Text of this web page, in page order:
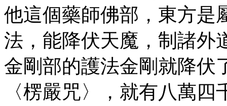
他這個藥師佛部，東方是
法，能降伏天魔，制諸外
金剛部的護法金剛就降伏
〈楞嚴咒〉，就有八萬